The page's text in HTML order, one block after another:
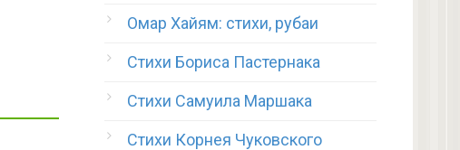
Омар Хайям: стихи, рубаи
Стихи Бориса Пастернака
Стихи Самуила Маршака
Стихи Корнея Чуковского